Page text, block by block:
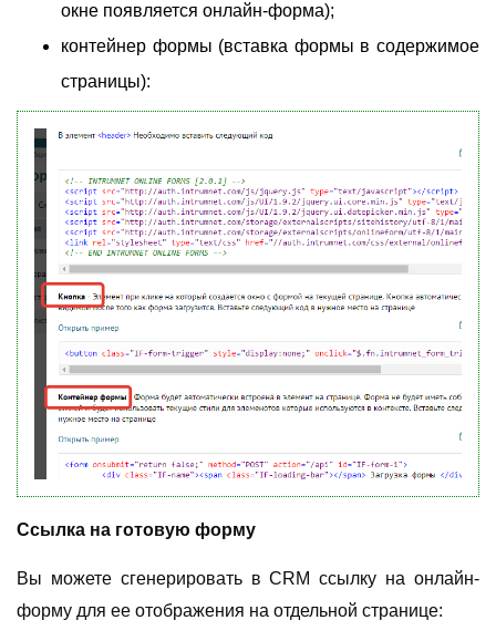
окне появляется онлайн-форма);
контейнер формы (вставка формы в содержимое
страницы):
Ссылка на готовую форму
Вы можете сгенерировать в CRM ссылку на онлайн-
форму для ее отображения на отдельной странице: